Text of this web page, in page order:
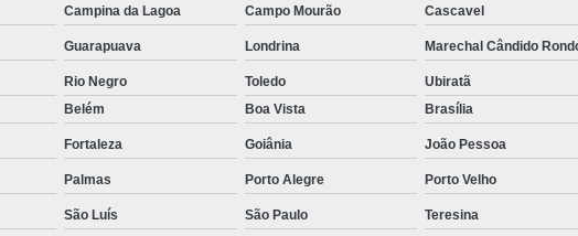
Detector de Fadiga para Motorista
Sensor de Fadiga e Distração
Sensor de Fadiga Vw
Sensor
Cameras para Veiculos com
Gravador de Video Veicular
Campina da Lagoa Campo Mourão Cascavel
Guarapuava Londrina Marechal Cândido
Rio Negro Toledo Ubiratã
Belém Boa Vista Brasília
Fortaleza Goiânia João Pessoa
Palmas Porto Alegre Porto Velho
São Luís São Paulo Teresina